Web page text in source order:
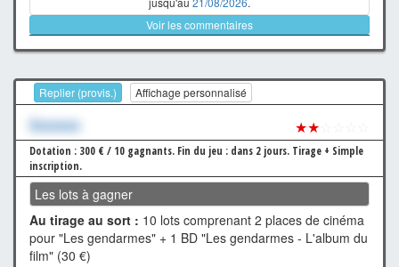
Voir les commentaires
Replier (provis.) Affichage personnalisé
Xxxxxxx ★★
Dotation : 300 € / 10 gagnants. Fin du jeu : dans 2 jours. Tirage + Simple
inscription.
Les lots à gagner
Au tirage au sort : 10 lots comprenant 2 places de cinéma
pour "Les gendarmes" + 1 BD "Les gendarmes - L'album du
film" (30 €)